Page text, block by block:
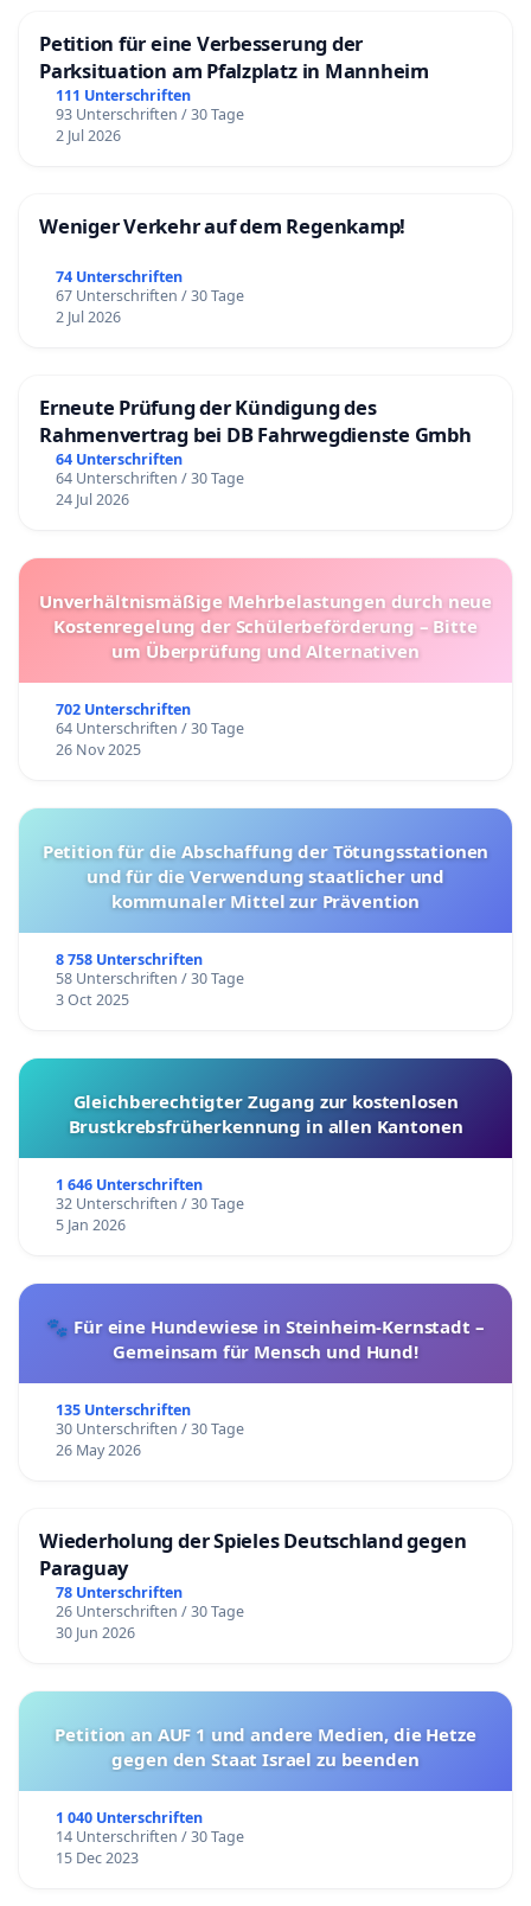
Petition für eine Verbesserung der
Parksituation am Pfalzplatz in Mannheim
111 Unterschriften
93 Unterschriften / 30 Tage
2 Jul 2026
Weniger Verkehr auf dem Regenkamp!
74 Unterschriften
67 Unterschriften / 30 Tage
2 Jul 2026
Erneute Prüfung der Kündigung des
Rahmenvertrag bei DB Fahrwegdienste Gmbh
64 Unterschriften
64 Unterschriften / 30 Tage
24 Jul 2026
Unverhältnismäßige Mehrbelastungen durch neue
Kostenregelung der Schülerbeförderung – Bitte
um Überprüfung und Alternativen
702 Unterschriften
64 Unterschriften / 30 Tage
26 Nov 2025
Petition für die Abschaffung der Tötungsstationen
und für die Verwendung staatlicher und
kommunaler Mittel zur Prävention
8 758 Unterschriften
58 Unterschriften / 30 Tage
3 Oct 2025
Gleichberechtigter Zugang zur kostenlosen
Brustkrebsfrüherkennung in allen Kantonen
1 646 Unterschriften
32 Unterschriften / 30 Tage
5 Jan 2026
🐾 Für eine Hundewiese in Steinheim-Kernstadt –
Gemeinsam für Mensch und Hund!
135 Unterschriften
30 Unterschriften / 30 Tage
26 May 2026
Wiederholung der Spieles Deutschland gegen
Paraguay
78 Unterschriften
26 Unterschriften / 30 Tage
30 Jun 2026
Petition an AUF 1 und andere Medien, die Hetze
gegen den Staat Israel zu beenden
1 040 Unterschriften
14 Unterschriften / 30 Tage
15 Dec 2023